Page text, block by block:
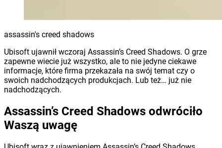
assassin's creed shadows
Ubisoft ujawnił wczoraj Assassin’s Creed Shadows. O grze
zapewne wiecie już wszystko, ale to nie jedyne ciekawe
informacje, które firma przekazała na swój temat czy o
swoich nadchodzących produkcjach. Lub też… już nie
nadchodzących.
Assassin’s Creed Shadows odwróciło
Waszą uwagę